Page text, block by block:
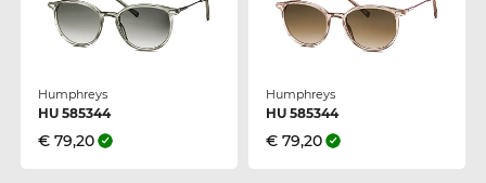
Humphreys
HU 585344
€ 79,20
Humphreys
HU 585344
€ 79,20